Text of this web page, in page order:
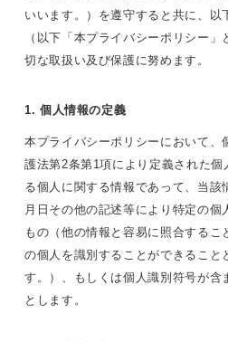
いいます。）を遵守すると共に、以
（以下「本プライバシーポリシー
切な取扱い及び保護に努めます。
1. 個人情報の定義
本プライバシーポリシーにおいて、
護法第2条第1項により定義された
る個人に関する情報であって、当該
月日その他の記述等により特定の個
もの（他の情報と容易に照合するこ
の個人を識別することができること
す。）、もしくは個人識別符号が含
とします。